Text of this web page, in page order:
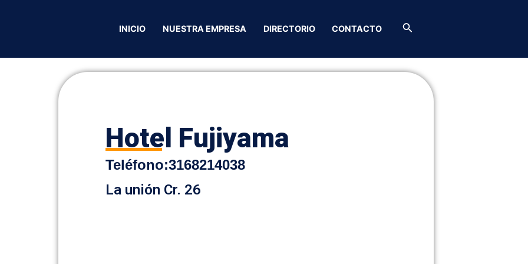
INICIO NUESTRA EMPRESA DIRECTORIO CONTACTO Buscar
Hotel Fujiyama
Teléfono:3168214038
La unión Cr. 26